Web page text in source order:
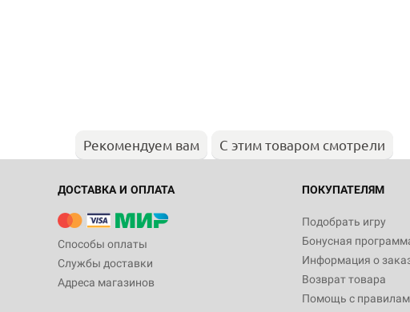
Рекомендуем вам С этим товаром смотрели
ДОСТАВКА И ОПЛАТА
Способы оплаты
Службы доставки
Адреса магазинов
ПОКУПАТЕЛЯМ
Подобрать игру
Бонусная
Информация о
Возврат товара
Помощь с